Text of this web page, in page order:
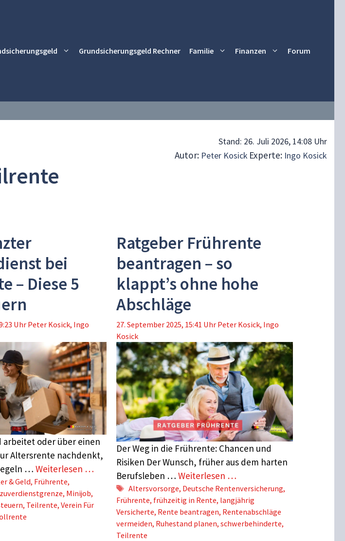
Grundsicherungsgeld Rechner Familie Finanzen Forum
Stand: 26. Juli 2026, 14:08 Uhr
Autor: Peter Kosick Experte: Ingo Kosick
bei
– Diese 5
Uhr Peter Kosick, Ingo
arbeitet oder über einen
Altersrente nachdenkt,
…Weiterlesen …
& Geld, Frührente,
, Minijob,
, Teilrente,Verein Für
Ratgeber Frührente
beantragen – so
klappt’s ohne hohe
Abschläge
27. September 2025, 15:41 Uhr Peter Kosick, Ingo
Kosick
Der Weg in die Frührente: Chancen und
Risiken Der Wunsch, früher aus dem harten
Berufsleben … Weiterlesen …
Schlagwörter
Altersvorsorge, Deutsche Rentenversicherung,
Frührente, frühzeitig in Rente, langjährig
Versicherte, Rente beantragen, Rentenabschläge
vermeiden, Ruhestand planen, schwerbehinderte,
Teilrente